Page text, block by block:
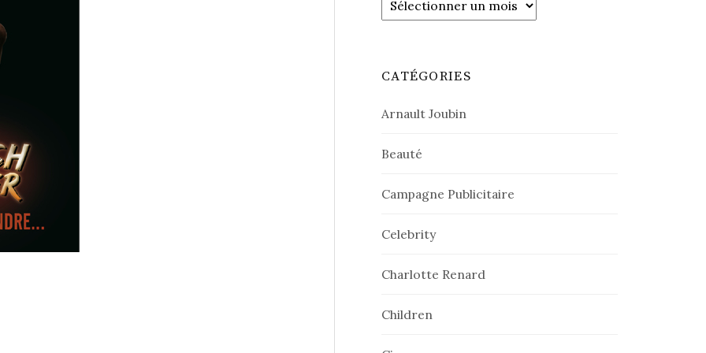
CATÉGORIES
Arnault Joubin
Beauté
Campagne Publicitaire
Celebrity
Charlotte Renard
Children